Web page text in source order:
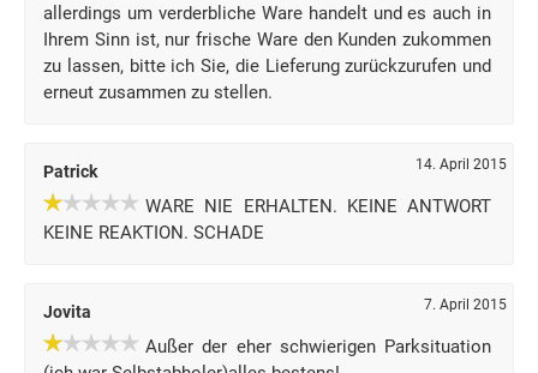
allerdings um verderbliche Ware handelt und es auch in
Ihrem Sinn ist, nur frische Ware den Kunden zukommen
zu lassen, bitte ich Sie, die Lieferung zurückzurufen und
erneut zusammen zu stellen.
Patrick 14. April 2015
WARE NIE ERHALTEN. KEINE ANTWORT
KEINE REAKTION. SCHADE
Jovita 7. April 2015
Außer der eher schwierigen Parksituation